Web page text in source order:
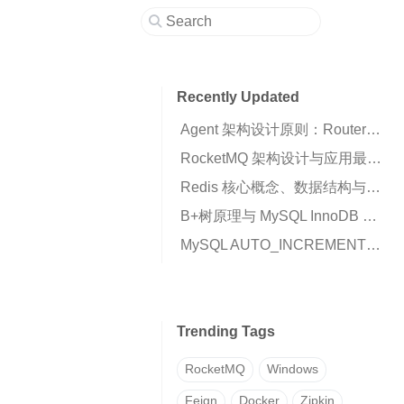
Recently Updated
Agent 架构设计原则：Router、Runtime 与 Business Script 的职责划分
RocketMQ 架构设计与应用最佳实践：高可用消息队列核心解析
Redis 核心概念、数据结构与高可用架构详解
B+树原理与 MySQL InnoDB 索引机制解析
MySQL AUTO_INCREMENT 插入 0 变成自增值的原因与解决方案
Trending Tags
RocketMQ Windows
Feign Docker Zipkin